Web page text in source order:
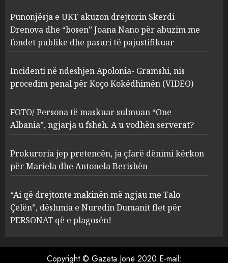
2
Apolonia- Gramshi, nis
procedim penal për Koço
Kokëdhimën (VIDEO)
MARCH 27, 2025
3
FOTO/ Persona të maskuar
sulmuan “One Albania”,
ngjarja u fsheh. A u vodhën
serverat?
MARCH 25, 2025
4
Prokuroria jep pretencën, ja
çfarë dënimi kërkon për
Berishën
MARCH 25, 2025
ngjau me Talo Çelën”,
Punonjësja e UKT akuzon drejtorin Skerdi
Drenova dhe “bosen” Joana Nano për abuzim me
fondet publike dhe pasuri të pajustifikuar
Incidenti në ndeshjen Apolonia- Gramshi, nis
procedim penal për Koço Kokëdhimën (VIDEO)
FOTO/ Persona të maskuar sulmuan “One
Albania”, ngjarja u fsheh. A u vodhën serverat?
Prokuroria jep pretencën, ja çfarë dënimi kërkon
për Mariela dhe Antonela Berishën
“Ai që drejtonte makinën më ngjau me Talo
Çelën”, dëshmia e Nuredin Dumanit flet për
PERSONAT që e plagosën!
Copyright © Gazeta Jonë 2020 E-mail: